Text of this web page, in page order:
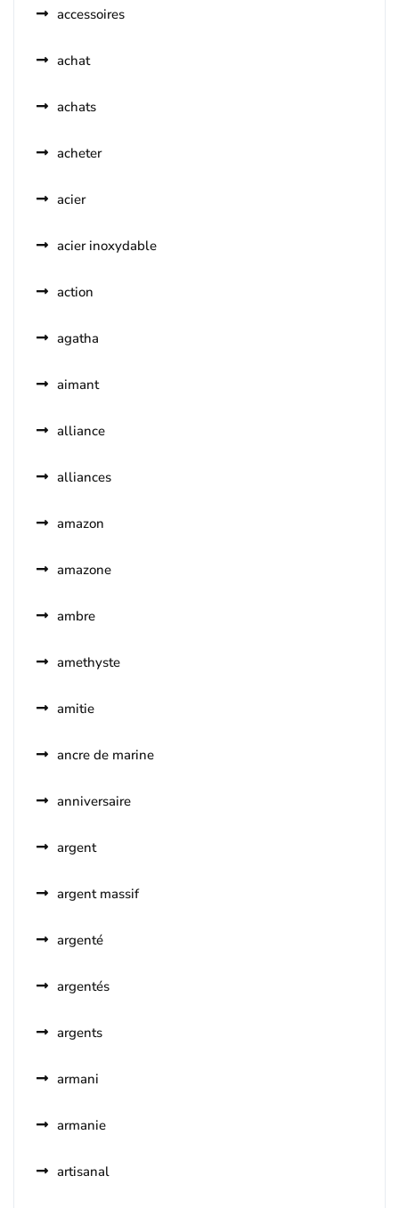
accessoires
achat
achats
acheter
acier
acier inoxydable
action
agatha
aimant
alliance
alliances
amazon
amazone
ambre
amethyste
amitie
ancre de marine
anniversaire
argent
argent massif
argenté
argentés
argents
armani
armanie
artisanal